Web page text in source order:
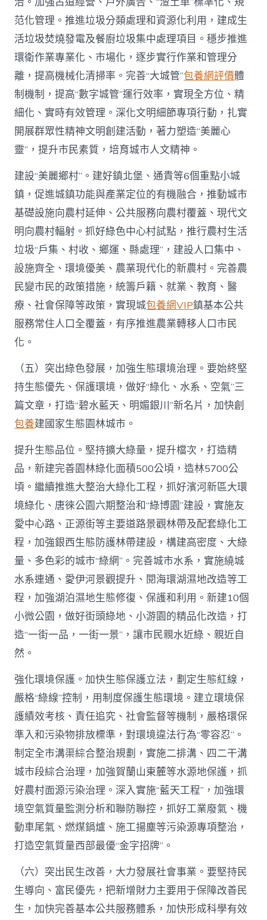
范化管理。推進垃圾分類處理和資源化利用，建成生
活垃圾焚燒發電及餐廚垃圾集中處理項目。穩步推進
環衛作業專業化、市場化，逐步實行作業和管理分
離，提高機械化清掃率。完善“大城管”包養網評價體
制機制，提高“數字城管”運行效率，實現全方位、精
細化、實時有效管理。深化文明細節專項行動，扎實
開展群眾性精神文明創建活動，著力塑造“美麗心
靈”，提升市民素質，培育城市人文精神。
建設“美麗鄉村”。建好鎮北堡、通貴等6個重點小城
鎮，促進城鎮功能與產業定位的有機融合，推動城市
基礎設施向農村延伸、公共服務向農村覆蓋、現代文
明向農村輻射。抓好綠色中心村試點，推行農村生活
垃圾“戶集、村收、鄉運、縣處理”，建設人口集中、
設施齊全、環境優美、農業現代化的新農村。完善農
民變市民的政策措施，統籌戶籍、就業、教育、醫
療、社會保障等政策，實現城包養網VIP鎮基本公共
服務常住人口全覆蓋，有序推進農業轉移人口市民
化。
（五）突出綠色發展，加強生態環境治理。要始終堅
持生態優先、保護環境，做好“綠化、水系、空氣”三
篇文章，打造“碧水藍天、明媚銀川”新名片，加快創
包養建國家生態園林城市。
提升生態品位。堅持擴大綠量，提升檔次，打造精
品，新建完善園林綠化面積500公頃，造林5700公
頃。繼續推進大整治大綠化工程，抓好濱河新區大環
境綠化、唐徠公園六期整治和“綠博園”建設，實施友
愛中心路、正源街等主要道路景觀林帶及配套綠化工
程，加強銀西生態防護林帶建設，構建高密度、大綠
量、多色彩的城市“綠網”。完善城市水系，實施繞城
水系連通、愛伊河景觀提升、閱海環湖濕地改造等工
程，加強湖泊濕地生態修復、保護和利用。新建10個
小微公園，做好街頭綠地、小游園的精品化改造，打
造“一街一品，一街一景”，讓市民親水近綠、親近自
然。
強化環境保護。加快生態保護立法，劃定生態紅線，
嚴格“綠線”控制，用制度保護生態環境。建立環境保
護績效考核、責任追究、社會監督等機制，嚴格環保
準入和污染物排放標準，對環境違法行為“零容忍”。
制定全市溝渠綜合整治規劃，實施二排溝、四二干溝
城市段綜合治理，加強賀蘭山東麓等水源地保護，抓
好農村面源污染治理。深入實施“藍天工程”，加強環
境空氣質量監測分析和聯防聯控，抓好工業廢氣、機
動車尾氣、燃煤鍋爐、施工揚塵等污染源專項整治，
打造空氣質量西部最優“金字招牌”。
（六）突出民生改善，大力發展社會事業。要堅持民
生導向、富民優先，把新增財力主要用于保障改善民
生，加快完善基本公共服務體系，加快形成科學有效